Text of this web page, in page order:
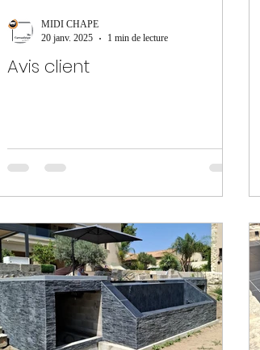
Avis client
MIDI CHAPE
20 janv. 2025
1 min de lecture